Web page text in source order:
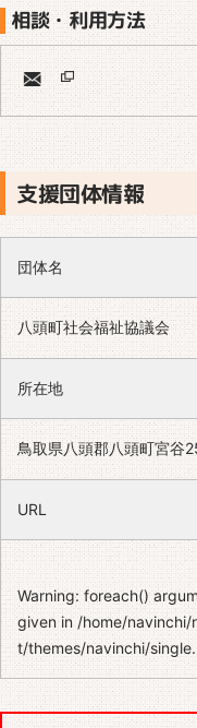
相談・利用方法
支援団体情報
団体名
八頭町社会福祉協議会
所在地
鳥取県八頭郡八頭町宮谷
URL
Warning: foreach()
given in/home/
t/themes/navinchi/